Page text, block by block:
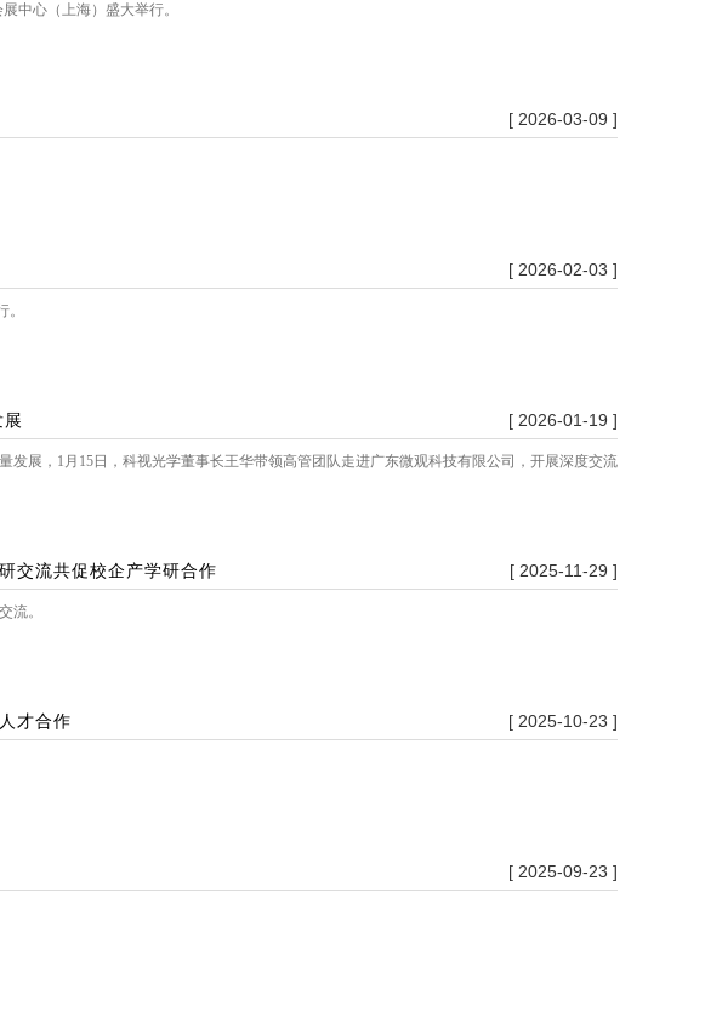
中心（上海）盛大举行。
[ 2026-03-09 ]
[ 2026-02-03 ]
[ 2026-01-19 ]
展，1月15日，科视光学董事长王华带领高管团队走进广东微观科技有限公司，开展深度交流
交流共促校企产学研合作 [ 2025-11-29 ]
流。
才合作 [ 2025-10-23 ]
[ 2025-09-23 ]